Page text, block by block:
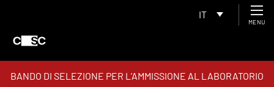
IT
MENU
BANDO DI SELEZIONE PER L’AMMISSIONE AL LABORATORIO